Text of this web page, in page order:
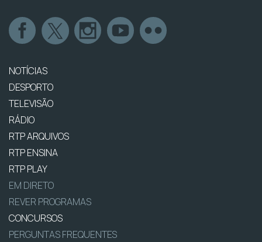
NOTÍCIAS
DESPORTO
TELEVISÃO
RÁDIO
RTP ARQUIVOS
RTP ENSINA
RTP PLAY
EM DIRETO
REVER PROGRAMAS
CONCURSOS
PERGUNTAS FREQUENTES